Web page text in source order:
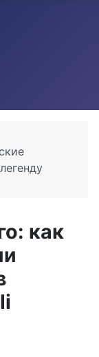
как